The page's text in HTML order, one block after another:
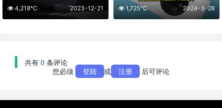
2023-12-21
4,218℃ 2024-3-28
1,725℃
共有 0 条评论
您必须 登陆 或 注册 后可评论